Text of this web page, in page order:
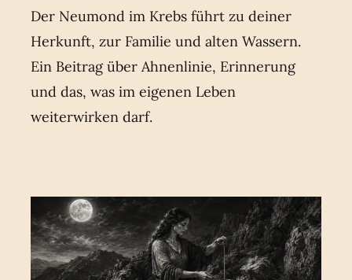
Der Neumond im Krebs führt zu deiner
Herkunft, zur Familie und alten Wassern.
Ein Beitrag über Ahnenlinie, Erinnerung
und das, was im eigenen Leben
weiterwirken darf.